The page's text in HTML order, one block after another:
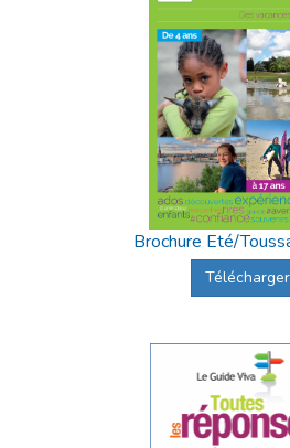
Brochure Eté/
Télécharger